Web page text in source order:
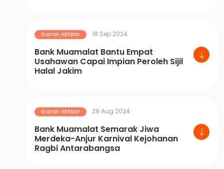
Siaran Akhbar 18 Sep 2024
Bank Muamalat Bantu Empat
Usahawan Capai Impian Peroleh Sijil
Halal Jakim
Siaran Akhbar 29 Aug 2024
Bank Muamalat Semarak Jiwa
Merdeka-Anjur Karnival Kejohanan
Ragbi Antarabangsa